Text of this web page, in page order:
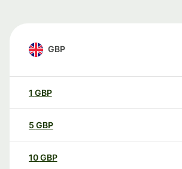
GBP
1 GBP
5 GBP
10GBP